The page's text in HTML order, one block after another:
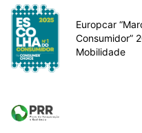
Europcar
Consumidor”
Mobilidade